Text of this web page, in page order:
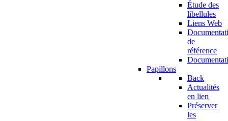
Étude des
libellules
Liens Web
de
référence
Papillons
Back
Actualités
en lien
Préserver
les